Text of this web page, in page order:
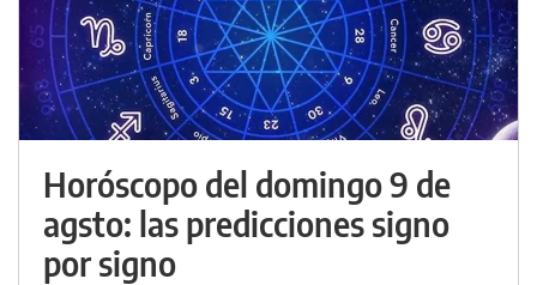
Horóscopo del domingo 9 de
agsto: las predicciones signo
por signo